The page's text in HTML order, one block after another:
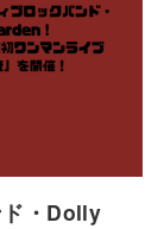
ド・Dolly